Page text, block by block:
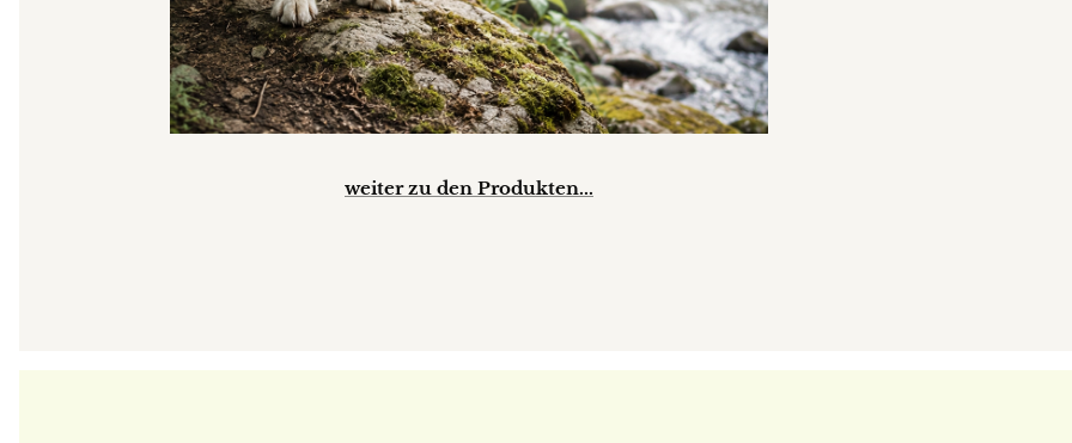
weiter zu den Produkten...